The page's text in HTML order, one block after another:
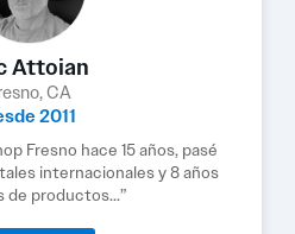
Attoian
CA
2011
Fresno hace 15 años, pasé
internacionales y 8 años
de productos...”